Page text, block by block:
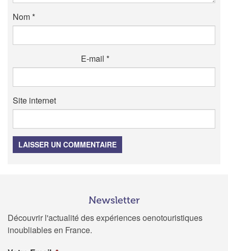
Nom*
E-mail *
Site internet
LAISSER UN COMMENTAIRE
Newsletter
Découvrir l'actualité des expériences oenotouristiques
inoubliables en France.